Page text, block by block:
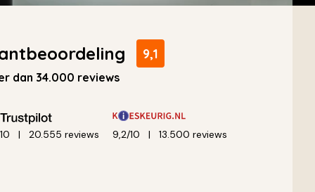
9,1
dan 34.000 reviews
20.555 reviews 9,2/10 13.500 reviews